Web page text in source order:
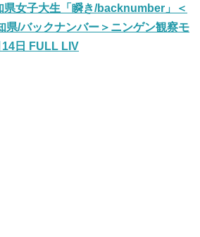
県女子大生「瞬き/backnumber」＜
県/バックナンバー＞ニンゲン観察モ
14日 FULL LIV